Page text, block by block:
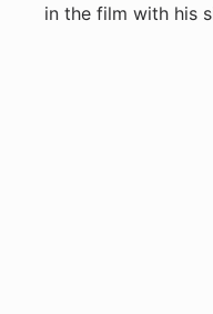
in the film with his